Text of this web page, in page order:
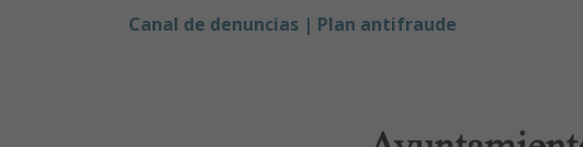
Ayuntamiento de
Canal de denuncias | Plan antifraude